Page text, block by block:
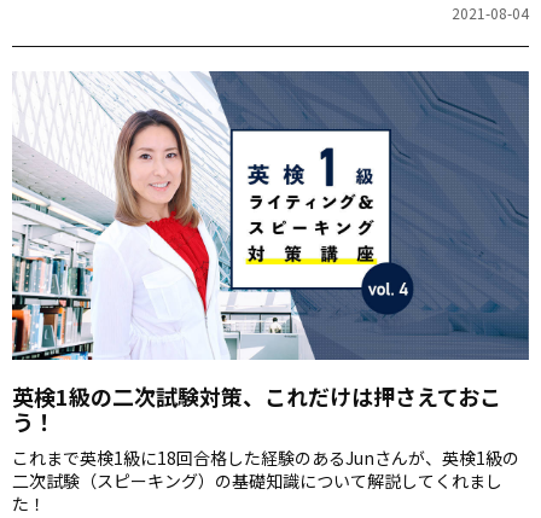
2021-08-04
英検1級の二次試験対策、これだけは押さえておこ
う！
これまで英検1級に18回合格した経験のあるJunさんが、英検1級の
二次試験（スピーキング）の基礎知識について解説してくれまし
た！